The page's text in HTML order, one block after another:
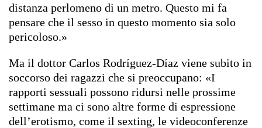
distanza perlomeno di un metro. Questo mi fa
pensare che il sesso in questo momento sia solo
pericoloso.»
Ma il dottor Carlos Rodríguez-Díaz viene subito in
soccorso dei ragazzi che si preoccupano: «I
rapporti sessuali possono ridursi nelle prossime
settimane ma ci sono altre forme di espressione
dell’erotismo, come il sexting, le videoconferenze